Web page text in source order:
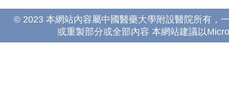
© 2023 本網站內容屬中國醫藥大學附設醫院所有，
或重製部分或全部內容 本網站建議以